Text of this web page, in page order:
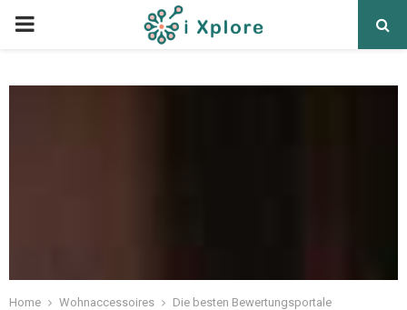
Home Wohnaccessoires Die besten Bewertungsportale